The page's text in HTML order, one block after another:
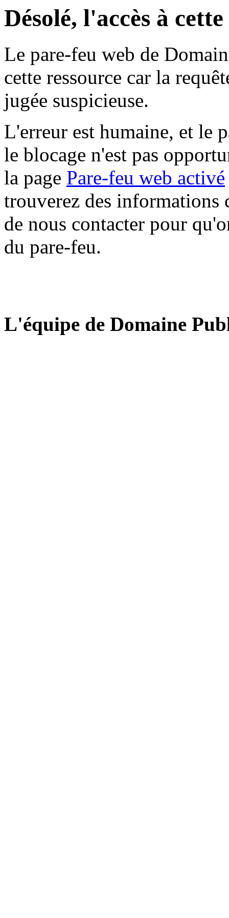
Désolé, l'accès à
Le pare-feu web de
cette ressource car la
jugée suspicieuse.
L'erreur est humaine, et le
le blocage n'est pas
la page Pare-feu web activé
trouverez des informations
de nous contacter pour
du pare-feu.
L'équipe de Domaine